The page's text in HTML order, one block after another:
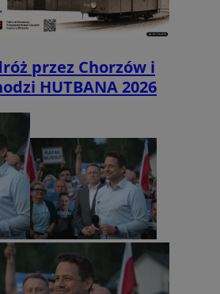
przez Chorzów i
HUTBANA 2026